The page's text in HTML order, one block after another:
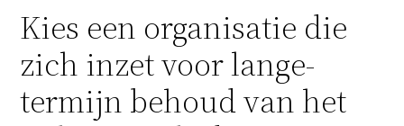
Kies een organisatie die
zich inzet voor lange-
termijn behoud van het